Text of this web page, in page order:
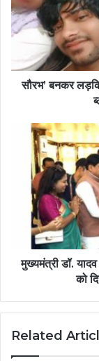
सौरभ’ बनकर
मुख्यमंत्री डॉ.
को
Related